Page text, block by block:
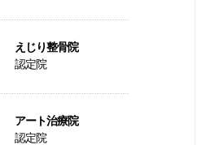
えじり整骨院
認定院
アート治療院
認定院